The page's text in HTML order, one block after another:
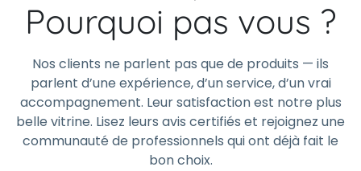
Pourquoi pas vous ?
Nos clients ne parlent pas que de produits — ils
parlent d’une expérience, d’un service, d’un vrai
accompagnement. Leur satisfaction est notre plus
belle vitrine. Lisez leurs avis certifiés et rejoignez une
communauté de professionnels qui ont déjà fait le
bon choix.